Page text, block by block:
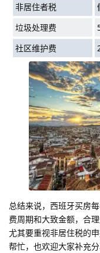
非居住者税
垃圾处理费
社区维护费
总结来说，西班牙买房
费周期和大致金额，合
尤其要重视非居住税的
帮忙，也欢迎大家补充